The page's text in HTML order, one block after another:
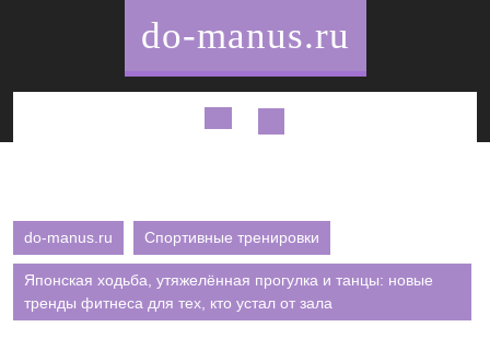
do-manus.ru
Кнопка
do-manus.ru Спортивные тренировки
Японская ходьба, утяжелённая прогулка и танцы: новые
тренды фитнеса для тех, кто устал от зала